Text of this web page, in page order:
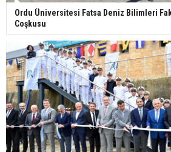
Ordu Üniversitesi Fatsa Deniz Bilimleri
Coşkusu